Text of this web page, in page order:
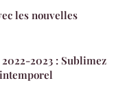
les nouvelles
2023 : Sublimez